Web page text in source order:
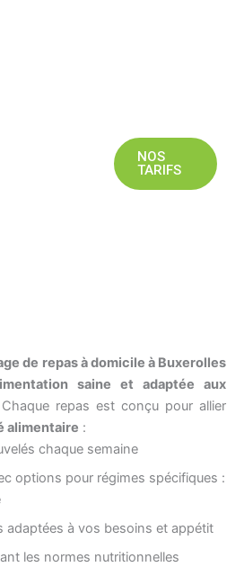
NOS
TARIFS
de repas à domicile à Buxerolles
saine et adaptée aux
repas est conçu pour allier
alimentaire :
chaque semaine
options pour régimes spécifiques :
adaptées à vos besoins et appétit
les normes nutritionnelles